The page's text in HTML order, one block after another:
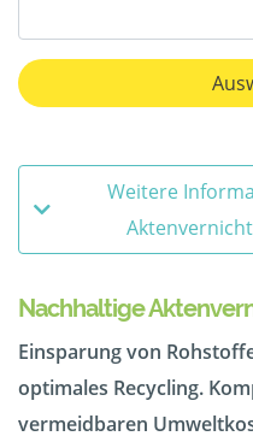
Weitere
Nachhaltige
Einsparung von
optimales Recycling.
vermeidbaren